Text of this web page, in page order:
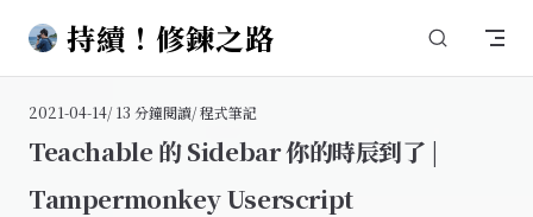
Skip to content
持續！修鍊之路
2021-04-14/ 13 分鐘閱讀/ 程式筆記
Teachable 的 Sidebar 你的時辰到了 |
Tampermonkey Userscript